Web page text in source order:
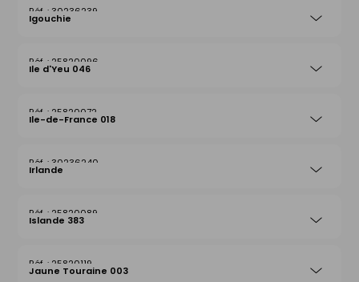
30236239
Igouchie
25820096
Ile d'Yeu 046
25820072
Ile-de-France 018
30236240
Irlande
25820089
Islande 383
25820119
Jaune Touraine 003